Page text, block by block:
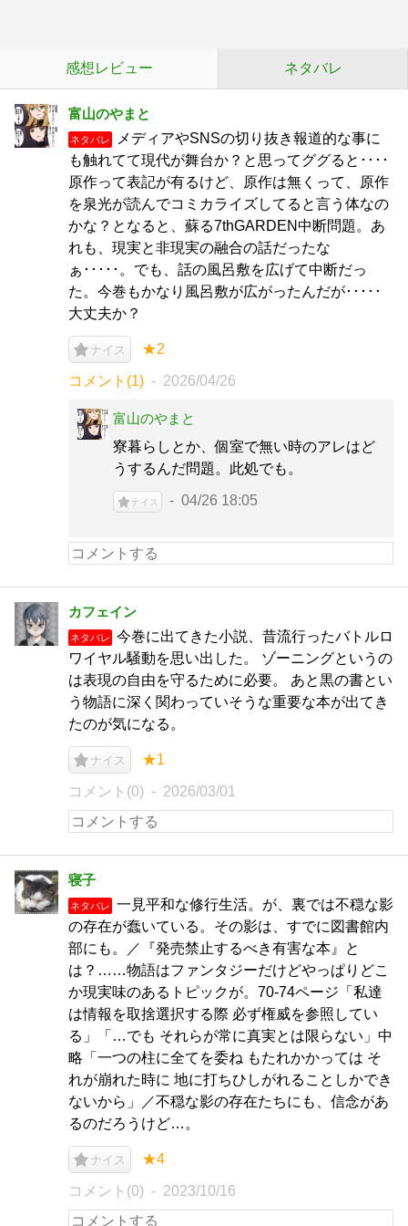
感想レビュー ネタバレ
富山のやまと
ネタバレ
メディアやSNSの切り抜き報道的な事に
も触れてて現代が舞台か？と思ってググると････
原作って表記が有るけど、原作は無くって、原作
を泉光が読んでコミカライズしてると言う体なの
かな？となると、蘇る7thGARDEN中断問題。あ
れも、現実と非現実の融合の話だったな
ぁ･････。でも、話の風呂敷を広げて中断だっ
た。今巻もかなり風呂敷が広がったんだが･････
大丈夫か？
ナイス ★2
コメント(1) 2026/04/26
富山のやまと
寮暮らしとか、個室で無い時のアレはど
うするんだ問題。此処でも。
ナイス 04/26 18:05
カフェイン
ネタバレ
今巻に出てきた小説、昔流行ったバトルロ
ワイヤル騒動を思い出した。 ゾーニングというの
は表現の自由を守るために必要。 あと黒の書とい
う物語に深く関わっていそうな重要な本が出てき
たのが気になる。
ナイス ★1
コメント(0) 2026/03/01
寝子
ネタバレ
一見平和な修行生活。が、裏では不穏な影
の存在が蠢いている。その影は、すでに図書館内
部にも。／『発売禁止するべき有害な本』と
は？……物語はファンタジーだけどやっぱりどこ
か現実味のあるトピックが。70-74ページ「私達
は情報を取捨選択する際 必ず権威を参照してい
る」「…でも それらが常に真実とは限らない」中
略「一つの柱に全てを委ね もたれかかっては そ
れが崩れた時に 地に打ちひしがれることしかでき
ないから」／不穏な影の存在たちにも、信念があ
るのだろうけど…。
ナイス ★4
コメント(0) 2023/10/16